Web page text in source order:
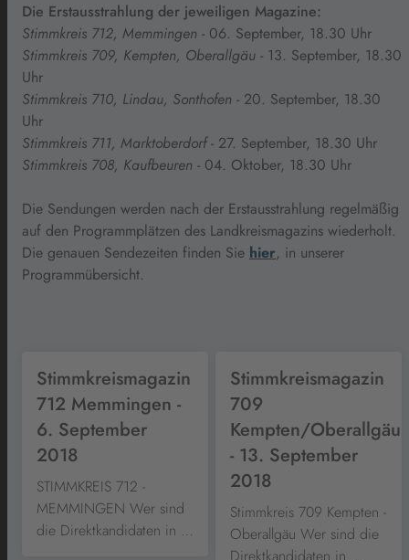
Die Erstausstrahlung der jeweiligen Magazine:
Stimmkreis 712, Memmingen - 06. September, 18.30 Uhr
Stimmkreis 709, Kempten, Oberallgäu - 13. September, 18.30
Uhr
Stimmkreis 710, Lindau, Sonthofen - 20. September, 18.30
Uhr
Stimmkreis 711, Marktoberdorf- 27. September, 18.30 Uhr
Stimmkreis 708, Kaufbeuren - 04. Oktober, 18.30 Uhr
Die Sendungen werden nach der Erstausstrahlung regelmäßig
auf den Programmplätzen des Landkreismagazins wiederholt.
Die genauen Sendezeiten finden Sie hier, in unserer
Programmübersicht.
Stimmkreismagazin
712 Memmingen -
6. September
2018
STIMMKREIS 712 -
MEMMINGEN Wer sind
die Direktkandidaten in …
Stimmkreismagazin
709
Kempten/Oberallgäu
- 13. September
2018
Stimmkreis 709 Kempten -
Oberallgäu Wer sind die